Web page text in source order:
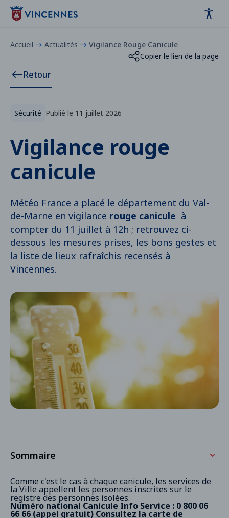
contenu
Accueil Actualités
Vigilance Rouge Canicule
Copier le lien de la page
Retour
Sécurité Publié le 11 juillet 2026
Vigilance rouge
canicule
Météo France a placé le département du Val-
de-Marne en vigilance rouge canicule à
compter du 11 juillet à 12h ; retrouvez ci-
dessous les mesures prises, les bons gestes et
la liste de lieux rafraîchis recensés à
Vincennes.
Sommaire
Comment affronter la canicule ?
Espaces verts et lieux rafraîchis
Comme c'est le cas à chaque canicule, les services de
la Ville appellent les personnes inscrites sur le
registre des personnes isolées.
Numéro national Canicule Info Service : 0 800 06
66 66 (appel gratuit) Consultez la carte de
Panneau de gestion des cookies